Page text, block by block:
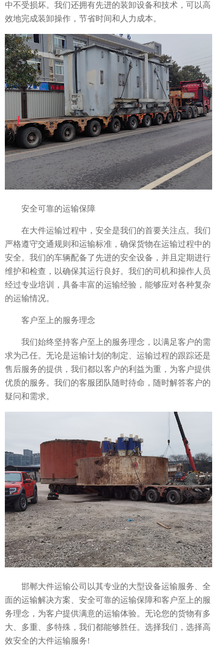
中不受损坏。我们还拥有先进的装卸设备和技术，可以高
效地完成装卸操作，节省时间和人力成本。
安全可靠的运输保障
在大件运输过程中，安全是我们的首要关注点。我们
严格遵守交通规则和运输标准，确保货物在运输过程中的
安全。我们的车辆配备了先进的安全设备，并且定期进行
维护和检查，以确保其运行良好。我们的司机和操作人员
经过专业培训，具备丰富的运输经验，能够应对各种复杂
的运输情况。
客户至上的服务理念
我们始终坚持客户至上的服务理念，以满足客户的需
求为己任。无论是运输计划的制定、运输过程的跟踪还是
售后服务的提供，我们都以客户的利益为重，为客户提供
优质的服务。我们的客服团队随时待命，随时解答客户的
疑问和需求。
邯郸大件运输公司以其专业的大型设备运输服务、全
面的运输解决方案、安全可靠的运输保障和客户至上的服
务理念，为客户提供满意的运输体验。无论您的货物有多
大、多重、多特殊，我们都能够胜任。选择我们，选择高
效安全的大件运输服务!